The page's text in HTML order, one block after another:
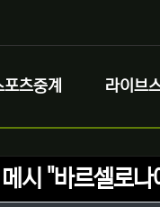
포츠중계 라이브
메시 "바르셀로